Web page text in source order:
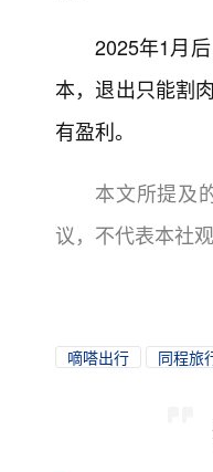
2025年1月
本，退出只能割
有盈利。
本文所提及
议，不代表本社
嘀嗒出行 同程旅